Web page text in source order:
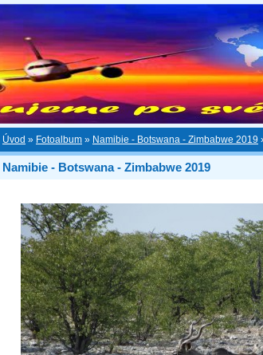
Úvod » Fotoalbum » Namibie - Botswana - Zimbabwe 2019
Namibie - Botswana - Zimbabwe 2019